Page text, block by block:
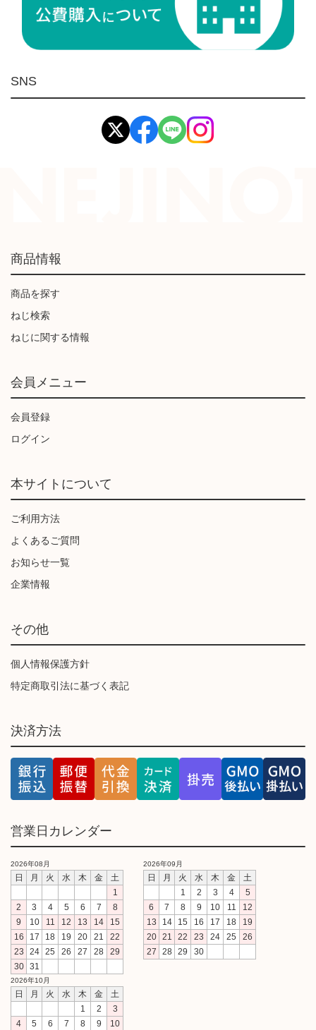
荷役伝導
環境安全用品
イマオ製品(IMAO)
工業資材(栃木屋)
SNS
商品情報
商品を探す
ねじ検索
ねじに関する情報
会員メニュー
会員登録
ログイン
本サイトについて
ご利用方法
よくあるご質問
お知らせ一覧
企業情報
その他
個人情報保護方針
特定商取引法に基づく表記
決済方法
営業日カレンダー
2026年08月
日 月 火 水 木 金
土
1
2
3 4 5 6 7
8
9
10 11 12 13 14
15
16
17 18 19 20 21
22
23
24 25 26 27 28
29
30
31
2026年09月
日 月 火 水 木 金
土
1
2 3 4
5
6
7 8 9 10 11
12
13
14 15 16 17 18
19
20
21 22 23 24 25
26
27
28 29 30
2026年10月
日 月 火 水 木 金
土
1
2
3
4
5 6 7 8 9 10